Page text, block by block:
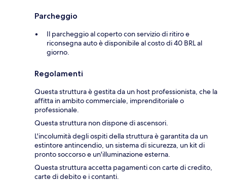
Parcheggio
Il parcheggio al coperto con servizio di ritiro e
riconsegna auto è disponibile al costo di 40 BRL al
giorno.
Regolamenti
Questa struttura è gestita da un host professionista, che la
affitta in ambito commerciale, imprenditoriale o
professionale.
Questa struttura non dispone di ascensori.
L'incolumità degli ospiti della struttura è garantita da un
estintore antincendio, un sistema di sicurezza, un kit di
pronto soccorso e un'illuminazione esterna.
Questa struttura accetta pagamenti con carte di credito,
carte di debito e i contanti.